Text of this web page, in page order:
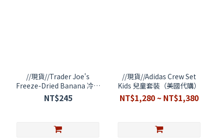
//現貨//Trader Joe's
Freeze-Dried Banana 冷凍
乾燥香蕉 (美國代購)
NT$245
//現貨//Adidas Crew Set
Kids 兒童套裝（美國代購）
NT$1,280 ~ NT$1,380